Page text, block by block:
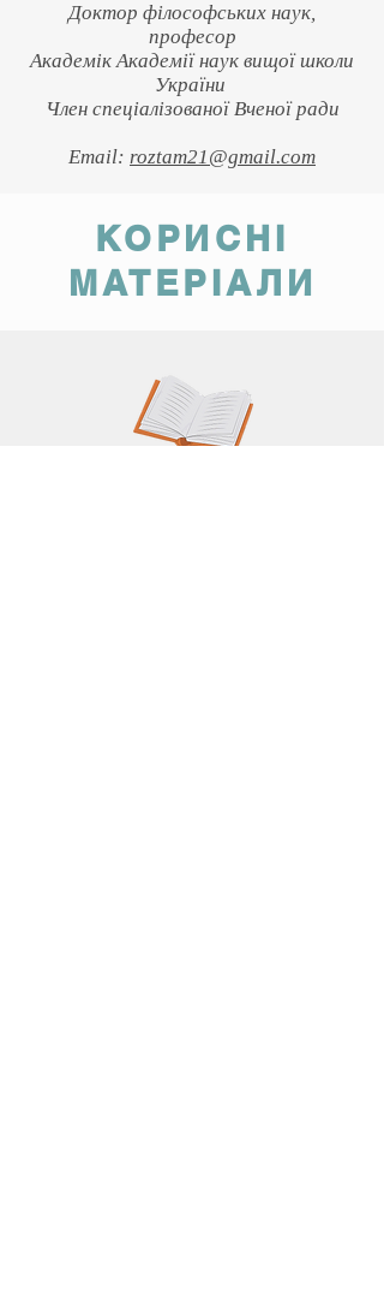
Доктор філософських наук,
професор
Академік Академії наук вищої школи
України
Член спеціалізованої Вченої ради
Email: roztam21@gmail.com
КОРИСНІ
МАТЕРІАЛИ